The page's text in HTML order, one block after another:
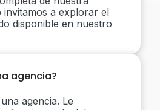
invitamos a explorar el
disponible en nuestro
agencia?
agencia. Le